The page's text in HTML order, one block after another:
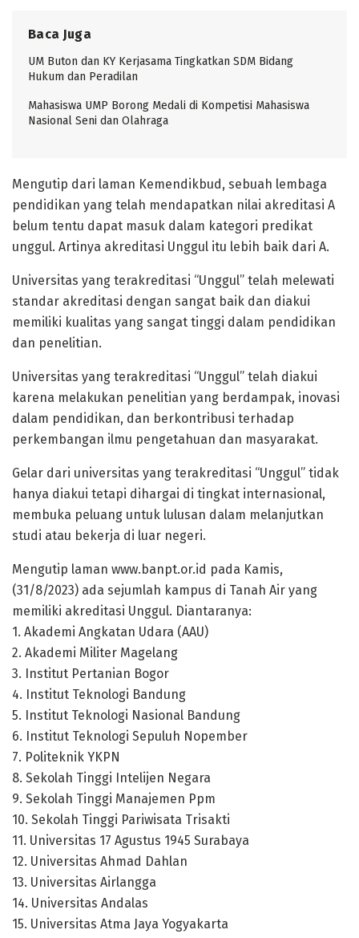
Baca Juga
UM Buton dan KY Kerjasama Tingkatkan SDM Bidang
Hukum dan Peradilan
Mahasiswa UMP Borong Medali di Kompetisi Mahasiswa
Nasional Seni dan Olahraga
Mengutip dari laman Kemendikbud, sebuah lembaga
pendidikan yang telah mendapatkan nilai akreditasi A
belum tentu dapat masuk dalam kategori predikat
unggul. Artinya akreditasi Unggul itu lebih baik dari A.
Universitas yang terakreditasi “Unggul” telah melewati
standar akreditasi dengan sangat baik dan diakui
memiliki kualitas yang sangat tinggi dalam pendidikan
dan penelitian.
Universitas yang terakreditasi “Unggul” telah diakui
karena melakukan penelitian yang berdampak, inovasi
dalam pendidikan, dan berkontribusi terhadap
perkembangan ilmu pengetahuan dan masyarakat.
Gelar dari universitas yang terakreditasi “Unggul” tidak
hanya diakui tetapi dihargai di tingkat internasional,
membuka peluang untuk lulusan dalam melanjutkan
studi atau bekerja di luar negeri.
Mengutip laman www.banpt.or.id pada Kamis,
(31/8/2023) ada sejumlah kampus di Tanah Air yang
memiliki akreditasi Unggul. Diantaranya:
1. Akademi Angkatan Udara (AAU)
2. Akademi Militer Magelang
3. Institut Pertanian Bogor
4. Institut Teknologi Bandung
5. Institut Teknologi Nasional Bandung
6. Institut Teknologi Sepuluh Nopember
7. Politeknik YKPN
8. Sekolah Tinggi Intelijen Negara
9. Sekolah Tinggi Manajemen Ppm
10. Sekolah Tinggi Pariwisata Trisakti
11. Universitas 17 Agustus 1945 Surabaya
12. Universitas Ahmad Dahlan
13. Universitas Airlangga
14. Universitas Andalas
15. Universitas Atma Jaya Yogyakarta